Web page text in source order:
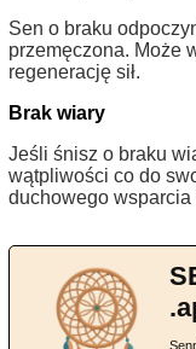
Sen o braku
przemęczona. Może
regenerację sił.
Brak wiary
Jeśli śnisz o braku
wątpliwości co do
duchowego wsparcia